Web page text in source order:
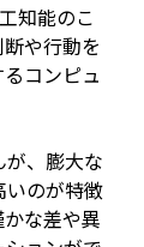
知能のこ
や行動を
コンピュ
、膨大な
いのが特徴
な差や異